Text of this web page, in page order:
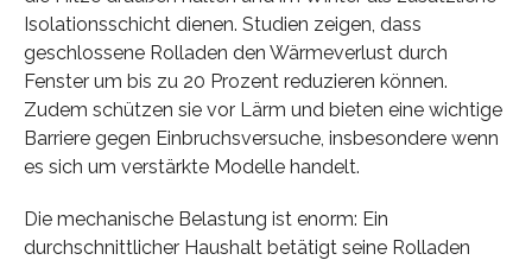
Isolationsschicht dienen. Studien zeigen, dass
geschlossene Rolladen den Wärmeverlust durch
Fenster um bis zu 20 Prozent reduzieren können.
Zudem schützen sie vor Lärm und bieten eine wichtige
Barriere gegen Einbruchsversuche, insbesondere wenn
es sich um verstärkte Modelle handelt.
Die mechanische Belastung ist enorm: Ein
durchschnittlicher Haushalt betätigt seine Rolladen